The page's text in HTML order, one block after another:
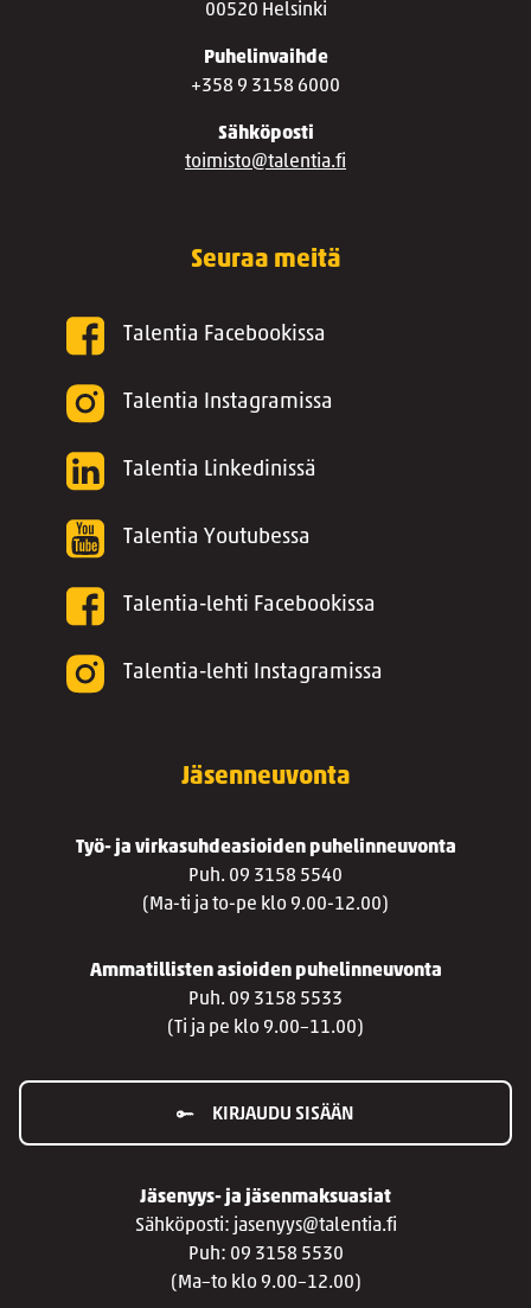
00520 Helsinki
Puhelinvaihde
+358 9 3158 6000
Sähköposti
toimisto@talentia.fi
Seuraa meitä
Talentia Facebookissa
Talentia Instagramissa
Talentia Linkedinissä
Talentia Youtubessa
Talentia-lehti Facebookissa
Talentia-lehti Instagramissa
Jäsenneuvonta
Työ- ja virkasuhdeasioiden puhelinneuvonta
Puh. 09 3158 5540
(Ma-ti ja to-pe klo 9.00-12.00)
Ammatillisten asioiden puhelinneuvonta
Puh. 09 3158 5533
(Ti ja pe klo 9.00–11.00)
KIRJAUDU SISÄÄN
Jäsenyys- ja jäsenmaksuasiat
Sähköposti: jasenyys@talentia.fi
Puh: 09 3158 5530
(Ma–to klo 9.00–12.00)